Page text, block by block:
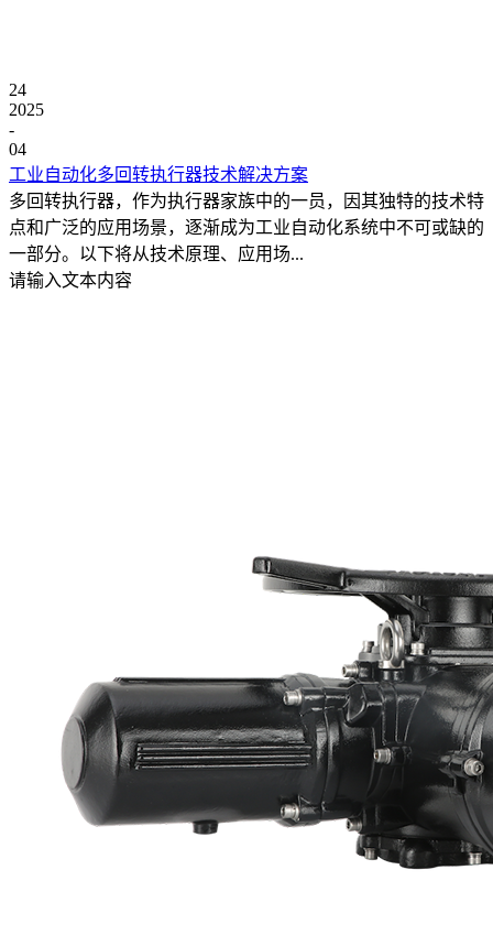
24
2025
-
04
工业自动化多回转执行器技术解决方案
多回转执行器，作为执行器家族中的一员，因其独特的技术特
点和广泛的应用场景，逐渐成为工业自动化系统中不可或缺的
一部分。以下将从技术原理、应用场...
请输入文本内容